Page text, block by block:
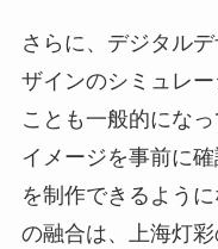
さらに、デジタル
ザインのシミュレ
ことも一般的にな
イメージを事前に
を制作できるよう
の融合は、上海灯